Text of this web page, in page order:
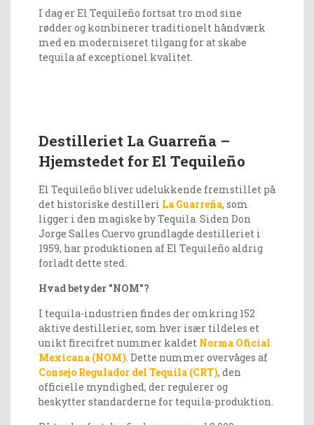
I dag er El Tequileño fortsat tro mod sine
rødder og kombinerer traditionelt håndværk
med en moderniseret tilgang for at skabe
tequila af exceptionel kvalitet​.
Destilleriet La Guarreña –
Hjemstedet for El Tequileño
El Tequileño bliver udelukkende fremstillet på
det historiske destilleri La Guarreña, som
ligger i den magiske by Tequila. Siden Don
Jorge Salles Cuervo grundlagde destilleriet i
1959, har produktionen af El Tequileño aldrig
forladt dette sted.
Hvad betyder "NOM"?
I tequila-industrien findes der omkring 152
aktive destillerier, som hver især tildeles et
unikt firecifret nummer kaldet Norma Oficial
Mexicana (NOM) . Dette nummer overvåges af
Consejo Regulador del Tequila (CRT), den
officielle myndighed, der regulerer og
beskytter standarderne for tequila-produktion.